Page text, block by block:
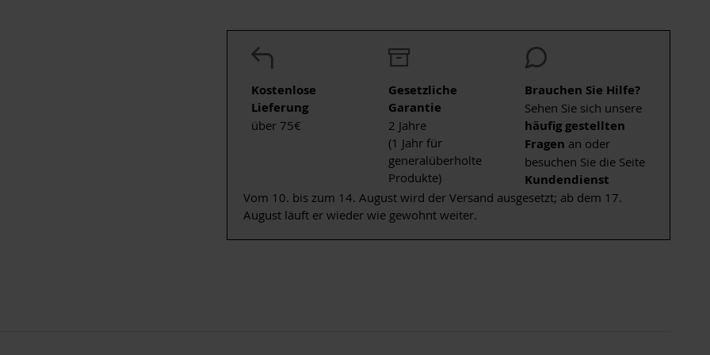
Kostenlose
Lieferung
über 75€
Gesetzliche
Garantie
2 Jahre
(1 Jahr für
generalüberholte
Produkte)
Brauchen Sie Hilfe?
Sehen Sie sich unsere
häufig gestellten
Fragen an oder
besuchen Sie die Seite
Kundendienst
Vom 10. bis zum 14. August wird der Versand ausgesetzt; ab dem 17.
August läuft er wieder wie gewohnt weiter.